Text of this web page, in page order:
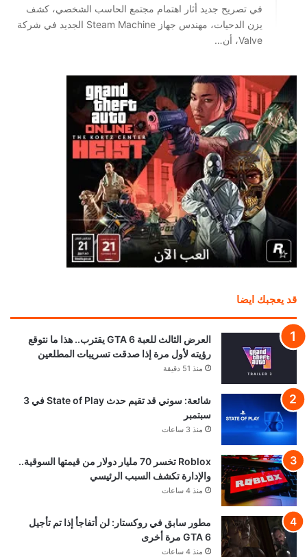
في تصريح جديد أثار اهتمام مجتمع الحاسب الشخصي، كشف
يزن الدحيات، مهندس جهاز Steam Machine الجديد في شركة
Valve، أن…
قد يعجبك ايضا
العرض الثالث للعبة GTA 6 يقترب.. هذا ما نتوقع
رؤيته لأول مرة إذا صدقت تسريبات المطلعين
منذ 51 دقيقة
شائعة: سوني قد تقيم حدث State of Play في 3
سبتمبر
منذ 3 ساعات
Roblox تخسر 70 مليار دولار من قيمتها السوقية..
والإدارة تكشف السبب الرئيسي
منذ 4 ساعات
مطور سابق في روكستار: لن أتفاجأ إذا تم تأجيل
GTA 6 مرة أخرى
منذ 4 ساعات